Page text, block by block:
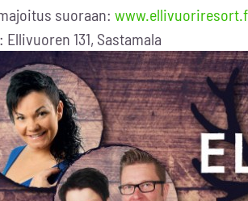
suoraan:
Ellivuoren 131, Sastamala